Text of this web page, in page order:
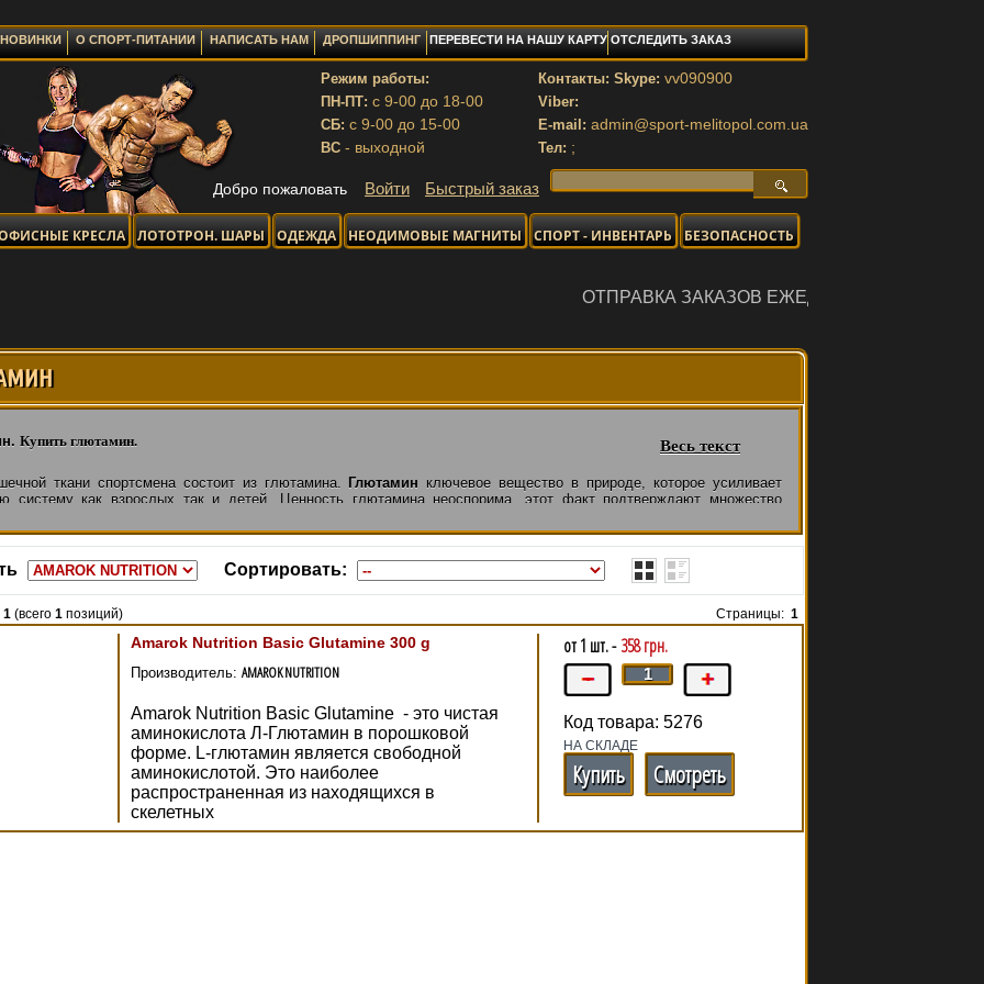
НОВИНКИ О СПОРТ-ПИТАНИИ НАПИСАТЬ НАМ ДРОПШИППИНГ ПЕРЕВЕСТИ НА НАШУ КАРТУ ОТСЛЕДИТЬ ЗАКАЗ
Контакты: Skype: vv090900
Viber:
E-mail: admin@sport-melitopol.com.ua
Тел: ;
Режим работы:
ПН-ПТ: с 9-00 до 18-00
СБ: с 9-00 до 15-00
ВС - выходной
Добро пожаловать Войти Быстрый заказ
КРЕСЛА ЛОТОТРОН. ШАРЫ ОДЕЖДА НЕОДИМОВЫЕ МАГНИТЫ СПОРТ - ИНВЕНТАРЬ БЕЗОПАСНОСТЬ
ОТПРАВКА ЗАКАЗОВ ЕЖЕДНЕВНО
Весь текст
Купить глютамин.
ткани спортсмена состоит из глютамина. Глютамин ключевое вещество в природе, которое усиливает
систему как взрослых так и детей. Ценность глютамина неоспорима, этот факт подтверждают множество
.Магазин Спорт-Мелитополь предложит Вам более чем 100 видовглютаминадля восстановления и
Сортировать:
1 (всего 1 позиций) Страницы: 1
Amarok Nutrition Basic Glutamine 300 g
Производитель: AMAROK NUTRITION
Amarok Nutrition Basic Glutamine - это чистая
аминокислота Л-Глютамин в порошковой
форме. L-глютамин является свободной
аминокислотой. Это наиболее
распространенная из находящихся в
скелетных
от 1 шт. - 358 грн.
Код товара: 5276
НА СКЛАДЕ
Купить Смотреть